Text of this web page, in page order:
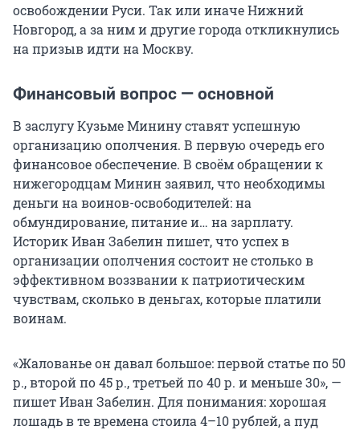
освобождении Руси. Так или иначе Нижний
Новгород, а за ним и другие города откликнулись
на призыв идти на Москву.
Финансовый вопрос — основной
В заслугу Кузьме Минину ставят успешную
организацию ополчения. В первую очередь его
финансовое обеспечение. В своём обращении к
нижегородцам Минин заявил, что необходимы
деньги на воинов-освободителей: на
обмундирование, питание и… на зарплату.
Историк Иван Забелин пишет, что успех в
организации ополчения состоит не столько в
эффективном воззвании к патриотическим
чувствам, сколько в деньгах, которые платили
воинам.
«Жалованье он давал большое: первой статье по 50
р., второй по 45 р., третьей по 40 р. и меньше 30», —
пишет Иван Забелин. Для понимания: хорошая
лошадь в те времена стоила 4–10 рублей, а пуд